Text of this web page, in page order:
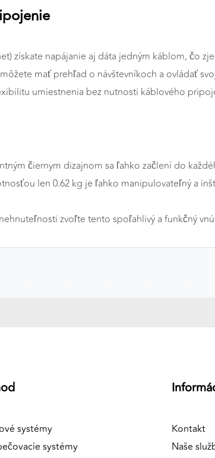
získate napájanie aj dáta jedným káblom, čo
mať prehľad o návštevníkoch a ovládať
umiestnenia bez nutnosti káblového
čiernym dizajnom sa ľahko začlení do
len 0.62 kg je ľahko manipulovateľný a
zvoľte tento spoľahlivý a funkčný
systémy
systémy
Kontakt
Naše